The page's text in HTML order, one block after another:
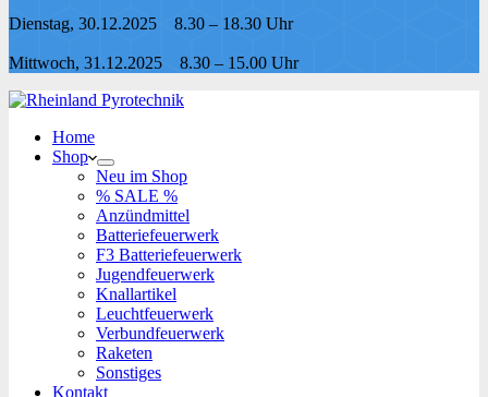
Dienstag, 30.12.2025 8.30 – 18.30 Uhr
Mittwoch, 31.12.2025 8.30 – 15.00 Uhr
Home
Shop
Neu im Shop
% SALE %
Anzündmittel
Batteriefeuerwerk
F3 Batteriefeuerwerk
Jugendfeuerwerk​
Knallartikel
Leuchtfeuerwerk​
Verbundfeuerwerk
Raketen
Sonstiges
Kontakt